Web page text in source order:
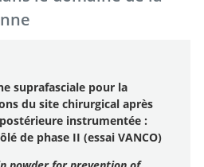
suprafasciale pour la
du site chirurgical après
instrumentée :
de phase II (essai VANCO)